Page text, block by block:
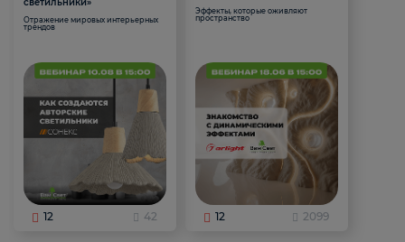
Отражение мировых интерьерных
трендов
12 42
Эффекты, которые оживляют
пространство
12 2099